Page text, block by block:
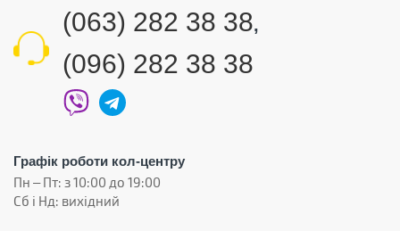
(063) 282 38 38,
(096) 282 38 38
Графік роботи кол-центру
Пн – Пт: з 10:00 до 19:00
Сб і Нд: вихідний